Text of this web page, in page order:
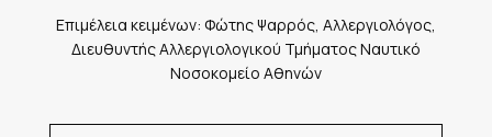
Επιμέλεια κειμένων: Φώτης Ψαρρός, Αλλεργιολόγος,
Διευθυντής Αλλεργιολογικού Τμήματος Ναυτικό
Νοσοκομείο Αθηνών